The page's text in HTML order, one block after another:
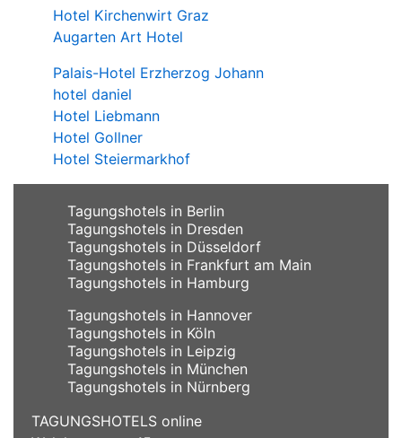
Hotel Kirchenwirt Graz
Augarten Art Hotel
Palais-Hotel Erzherzog Johann
hotel daniel
Hotel Liebmann
Hotel Gollner
Hotel Steiermarkhof
Tagungshotels in Berlin
Tagungshotels in Dresden
Tagungshotels in Düsseldorf
Tagungshotels in Frankfurt am Main
Tagungshotels in Hamburg
Tagungshotels in Hannover
Tagungshotels in Köln
Tagungshotels in Leipzig
Tagungshotels in München
Tagungshotels in Nürnberg
TAGUNGSHOTELS online